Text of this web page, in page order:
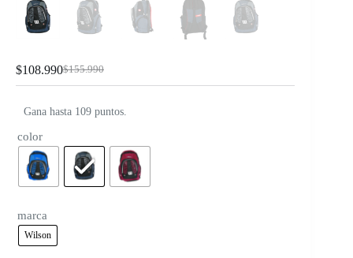
$155.990
$108.990
Gana hasta 109 puntos.
color
marca
Wilson